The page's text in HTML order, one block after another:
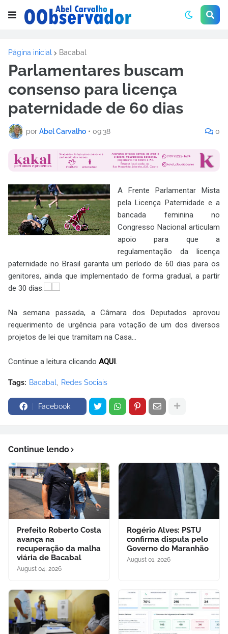
Página inicial Bacabal
Parlamentares buscam
consenso para licença
paternidade de 60 dias
por Abel Carvalho • 09:38 0
A Frente Parlamentar Mista
pela Licença Paternidade e a
bancada feminina no
Congresso Nacional articulam
apoio para que a
regulamentação da licença
paternidade no Brasil garanta um período de 60 dias para os
genitores, ainda que implementado de forma gradual, a partir
de 30 dias.
Na semana passada, a Câmara dos Deputados aprovou
requerimento de urgência para votação de um dos diversos
projetos de lei que tramitam na Casa...
Continue a leitura clicando AQUI.
Tags: Bacabal Redes Sociais
Facebook
Continue lendo
Prefeito Roberto Costa
avança na
recuperação da malha
viária de Bacabal
August 04, 2026
Rogério Alves: PSTU
confirma disputa pelo
Governo do Maranhão
August 01, 2026